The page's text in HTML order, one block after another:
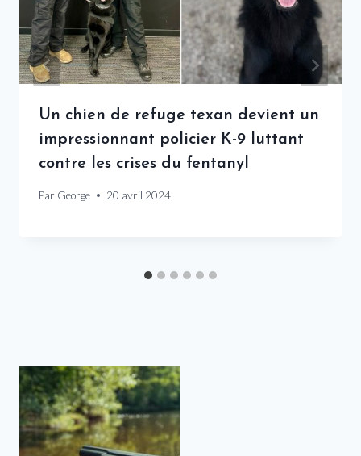
Un chien de refuge texan devient un
impressionnant policier K-9 luttant
contre les crises du fentanyl
Par George 20 avril 2024